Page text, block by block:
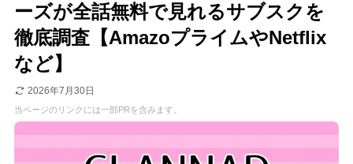
ーズが全話無料で見れるサブスクを
徹底調査【AmazoプライムやNetflix
など】
2026年7月30日
当ページのリンクには一部PRを含みます。